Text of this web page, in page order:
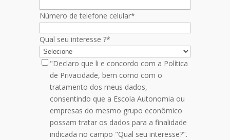
Número de telefone celular*
Qual seu interesse ?*
"Declaro que li e concordo com a Política
de Privacidade, bem como com o
tratamento dos meus dados,
consentindo que a Escola Autonomia ou
empresas do mesmo grupo econômico
possam tratar os dados para a finalidade
indicada no campo "Qual seu interesse?".